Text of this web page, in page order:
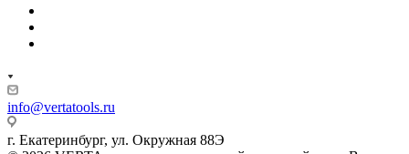
info@vertatools.ru
г. Екатеринбург, ул. Окружная 88Э